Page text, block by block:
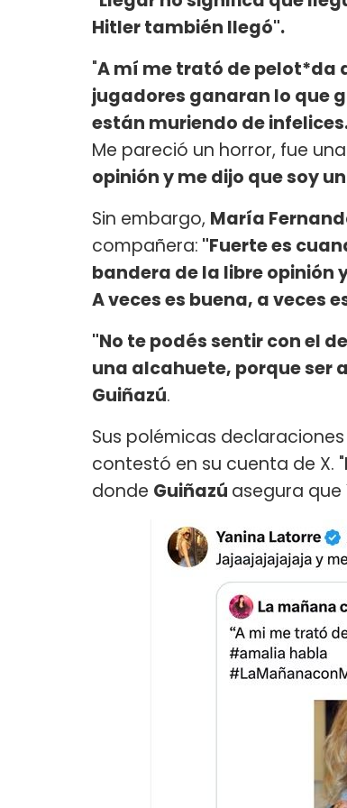
Hitler también llegó".
"A mí me trató de pelot*da
jugadores ganaran lo que
están muriendo de
Me pareció un horror, fue
opinión y me dijo que soy
Sin embargo, María
compañera: "Fuerte es
bandera de la libre opinión
A veces es buena, a veces
"No te podés sentir con el
una alcahuete, porque ser
Guiñazú.
Sus polémicas
contestó en su cuenta de X. "
donde Guiñazú asegura que